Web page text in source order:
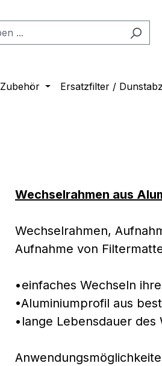
Zubehör Ersatzfilter /
Wechselrahmen aus
Wechselrahmen,
Aufnahme von
•einfaches Wechseln
•Aluminiumprofil aus
•lange Lebensdauer des